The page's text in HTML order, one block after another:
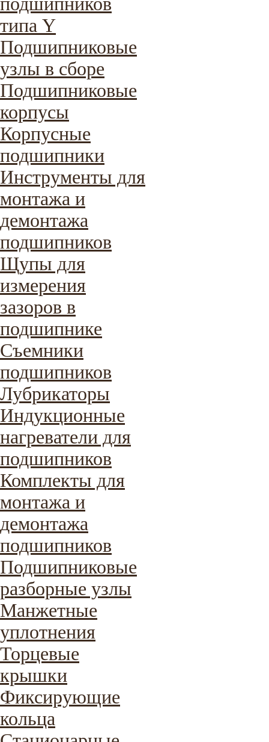
типа Y
Подшипниковые
узлы в сборе
Подшипниковые
корпусы
Корпусные
подшипники
Инструменты для
монтажа и
демонтажа
подшипников
Щупы для
измерения
зазоров в
подшипнике
Съемники
подшипников
Лубрикаторы
Индукционные
нагреватели для
подшипников
Комплекты для
монтажа и
демонтажа
подшипников
Подшипниковые
разборные узлы
Манжетные
уплотнения
Торцевые
крышки
Фиксирующие
кольца